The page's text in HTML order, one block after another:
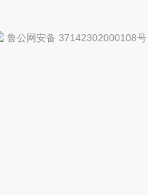
鲁公网安备 37142302000108号